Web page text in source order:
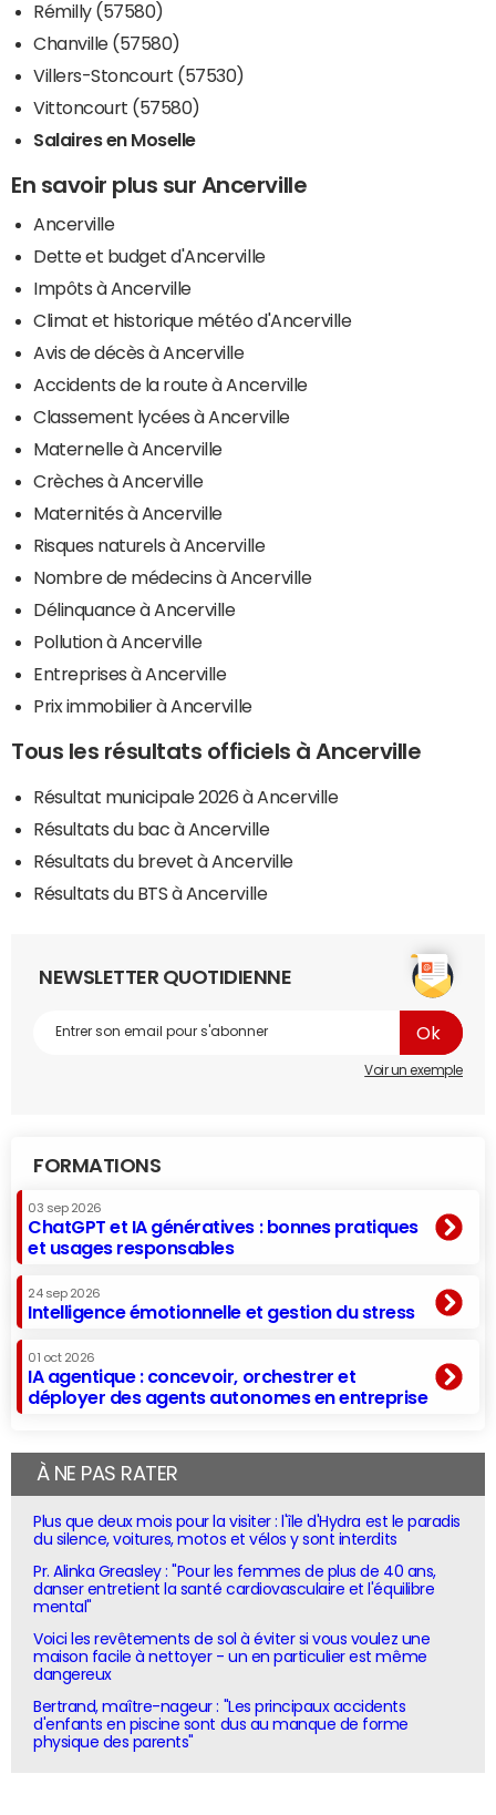
Rémilly (57580)
Chanville (57580)
Villers-Stoncourt (57530)
Vittoncourt (57580)
Salaires en Moselle
En savoir plus sur Ancerville
Ancerville
Dette et budget d'Ancerville
Impôts à Ancerville
Climat et historique météo d'Ancerville
Avis de décès à Ancerville
Accidents de la route à Ancerville
Classement lycées à Ancerville
Maternelle à Ancerville
Crèches à Ancerville
Maternités à Ancerville
Risques naturels à Ancerville
Nombre de médecins à Ancerville
Délinquance à Ancerville
Pollution à Ancerville
Entreprises à Ancerville
Prix immobilier à Ancerville
Tous les résultats officiels à Ancerville
Résultat municipale 2026 à Ancerville
Résultats du bac à Ancerville
Résultats du brevet à Ancerville
Résultats du BTS à Ancerville
NEWSLETTER QUOTIDIENNE
Voir un exemple
FORMATIONS
03 sep 2026
ChatGPT et IA génératives : bonnes pratiques
et usages responsables
24 sep 2026
Intelligence émotionnelle et gestion du stress
01 oct 2026
IA agentique : concevoir, orchestrer et
déployer des agents autonomes en entreprise
À NE PAS RATER
Plus que deux mois pour la visiter : l'île d'Hydra est le paradis
du silence, voitures, motos et vélos y sont interdits
Pr. Alinka Greasley : "Pour les femmes de plus de 40 ans,
danser entretient la santé cardiovasculaire et l'équilibre
mental"
Voici les revêtements de sol à éviter si vous voulez une
maison facile à nettoyer - un en particulier est même
dangereux
Bertrand, maître-nageur : "Les principaux accidents
d'enfants en piscine sont dus au manque de forme
physique des parents"